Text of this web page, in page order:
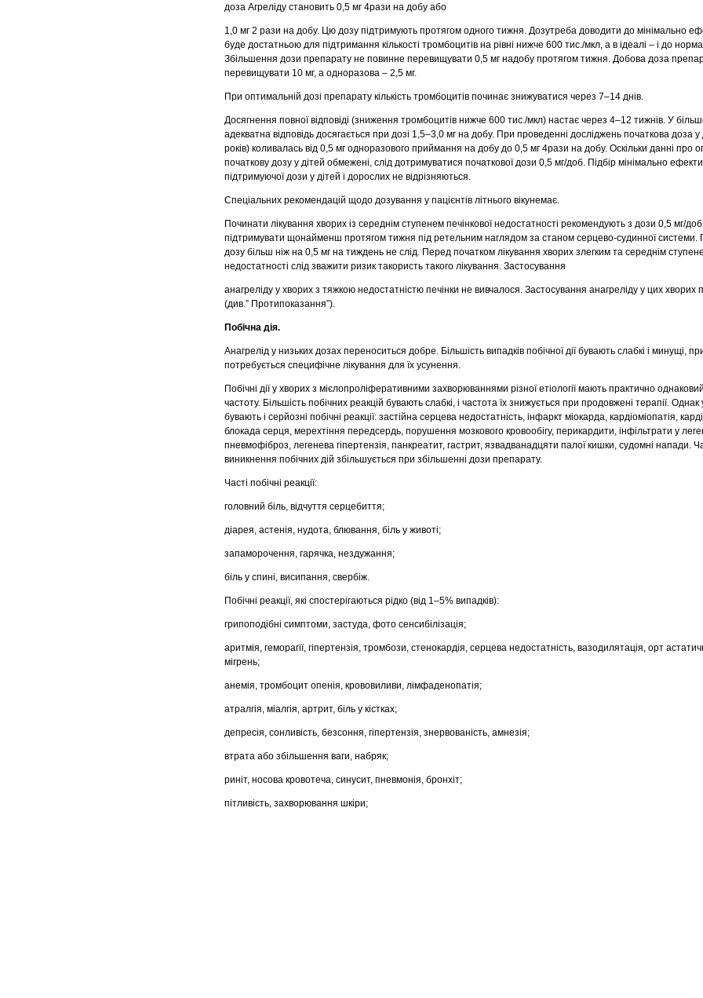
доза Агреліду становить 0,5 мг 4рази на добу або
1,0 мг 2 рази на добу. Цю дозу підтримують протягом одного тижня. Дозутреба доводити до мінімально
буде достатньою для підтримання кількості тромбоцитів на рівні нижче 600 тис./мкл, а в ідеалі – і до
Збільшення дози препарату не повинне перевищувати 0,5 мг надобу протягом тижня. Добова доза
перевищувати 10 мг, а одноразова – 2,5 мг.
При оптимальній дозі препарату кількість тромбоцитів починає знижуватися через 7–14 днів.
Досягнення повної відповіді (зниження тромбоцитів нижче 600 тис./мкл) настає через 4–12 тижнів. У
адекватна відповідь досягається при дозі 1,5–3,0 мг на добу. При проведенні досліджень початкова доза у
років) коливалась від 0,5 мг одноразового приймання на добу до 0,5 мг 4рази на добу. Оскільки данні про
початкову дозу у дітей обмежені, слід дотримуватися початкової дози 0,5 мг/доб. Підбір мінімально
підтримуючої дози у дітей і дорослих не відрізняються.
Спеціальних рекомендацій щодо дозування у пацієнтів літнього вікунемає.
Починати лікування хворих із середнім ступенем печінкової недостатності рекомендують з дози 0,5 мг/
підтримувати щонайменш протягом тижня під ретельним наглядом за станом серцево-судинної системи.
дозу більш ніж на 0,5 мг на тиждень не слід. Перед початком лікування хворих злегким та середнім
недостатності слід зважити ризик такористь такого лікування. Застосування
анагреліду у хворих з тяжкою недостатністю печінки не вивчалося. Застосування анагреліду у цих хворих
(див.” Протипоказання”).
Побічна дія.
Анагрелід у низьких дозах переноситься добре. Більшість випадків побічної дії бувають слабкі і минущі,
потребується специфічне лікування для їх усунення.
Побічні дії у хворих з мієлопроліферативними захворюваннями різної етіології мають практично
частоту. Більшість побічних реакцій бувають слабкі, і частота їх знижується при продовжені терапії. Однак
бувають і серйозні побічні реакції: застійна серцева недостатність, інфаркт міокарда, кардіоміопатія,
блокада серця, мерехтіння передсердь, порушення мозкового кровообігу, перикардити, інфільтрати у
пневмофіброз, легенева гіпертензія, панкреатит, гастрит, язвадванадцяти палої кишки, судомні напади.
виникнення побічних дій збільшується при збільшенні дози препарату.
Часті побічні реакції:
головний біль, відчуття серцебиття;
діарея, астенія, нудота, блювання, біль у животі;
запаморочення, гарячка, нездужання;
біль у спині, висипання, свербіж.
Побічні реакції, які спостерігаються рідко (від 1–5% випадків):
грипоподібні симптоми, застуда, фото сенсибілізація;
аритмія, геморагії, гіпертензія, тромбози, стенокардія, серцева недостатність, вазодилятація, орт
мігрень;
анемія, тромбоцит опенія, крововиливи, лімфаденопатія;
атралгія, міалгія, артрит, біль у кістках;
депресія, сонливість, безсоння, гіпертензія, знервованість, амнезія;
втрата або збільшення ваги, набряк;
риніт, носова кровотеча, синусит, пневмонія, бронхіт;
пітливість, захворювання шкіри;